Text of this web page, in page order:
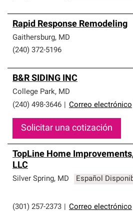
Rapid Response Remodeling
Gaithersburg, MD
(240) 372-5196
B&R SIDING INC
College Park, MD
(240) 498-3646
Correo electrónico
Solicitar una cotización
TopLine Home
LLC
Silver Spring, MD Español
(301) 257-2373 Correo electrónico